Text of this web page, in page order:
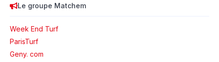
Le groupe Matchem
Week End Turf
ParisTurf
Geny. com